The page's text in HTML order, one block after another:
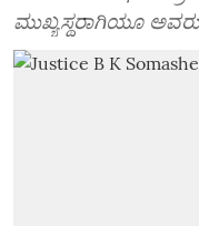
ಮುಖ್ಯಸ್ಥರಾಗಿಯೂ